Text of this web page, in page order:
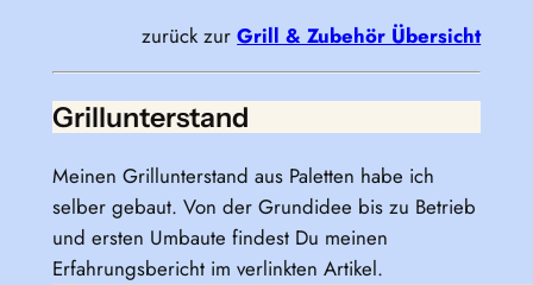
zurück zurGrill & Zubehör Übersicht
Grillunterstand
Meinen Grillunterstand aus Paletten habe ich
selber gebaut. Von der Grundidee bis zu Betrieb
und ersten Umbaute findest Du meinen
Erfahrungsbericht im verlinkten Artikel.